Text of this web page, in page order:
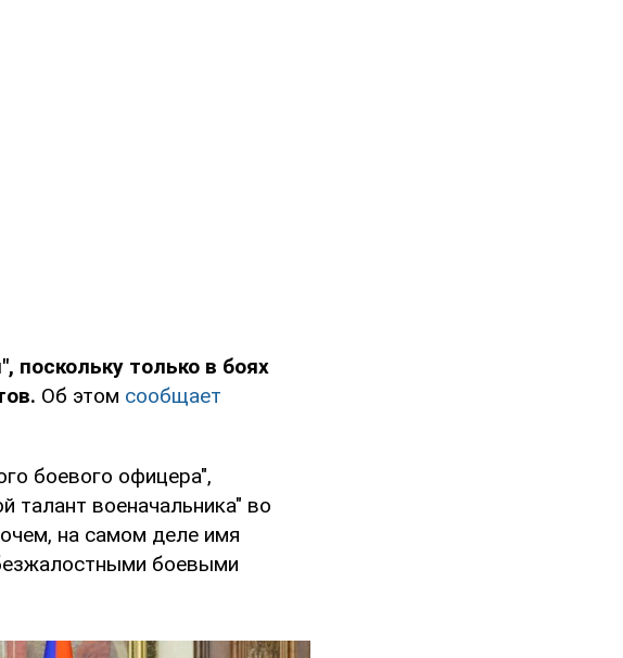
только в боях
Об этом сообщает
боевого офицера",
талант военачальника" во
на самом деле имя
боевыми